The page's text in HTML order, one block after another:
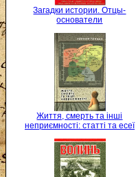
Загадки истории. Отцы-
основатели
Життя, смерть та інші
неприємності: статті та есеї